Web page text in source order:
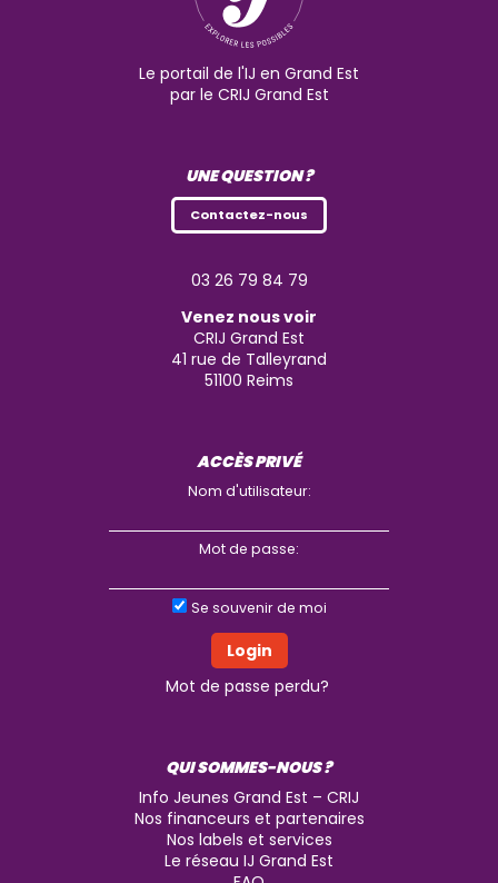
Le portail de l'IJ en Grand Est
par le CRIJ Grand Est
UNE QUESTION ?
Contactez-nous
03 26 79 84 79
Venez nous voir
CRIJ Grand Est
41 rue de Talleyrand
51100 Reims
ACCÈS PRIVÉ
Nom d'utilisateur:
Mot de passe:
Se souvenir de moi
Mot de passe perdu?
QUI SOMMES-NOUS ?
Info Jeunes Grand Est – CRIJ
Nos financeurs et partenaires
Nos labels et services
Le réseau IJ Grand Est